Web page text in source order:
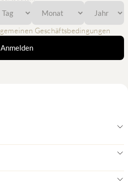
Geschäftsbedingungen
Anmelden